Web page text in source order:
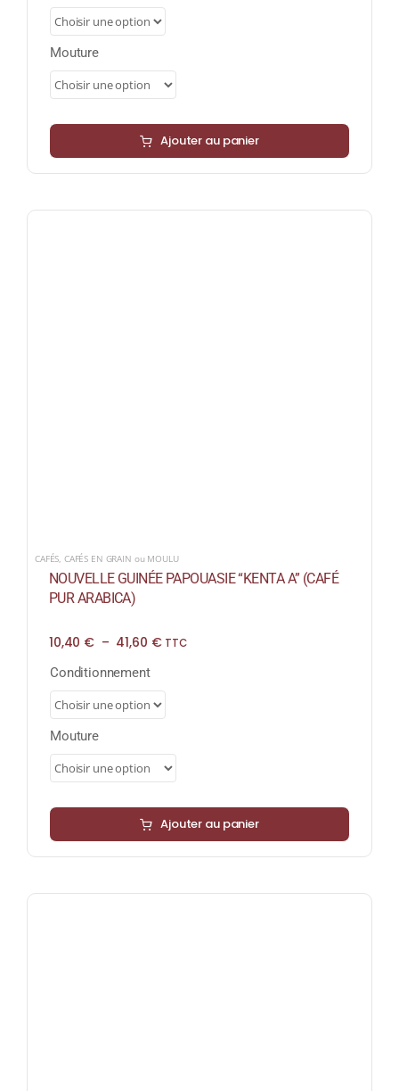
à
Mouture
Ajouter au panier
CAFÉS, CAFÉS EN GRAIN ou MOULU
NOUVELLE GUINÉE PAPOUASIE “KENTA A” (CAFÉ
PUR ARABICA)
10,40 € – 41,60 €Plage
à
TTC
Conditionnement
Mouture
Ajouter au panier